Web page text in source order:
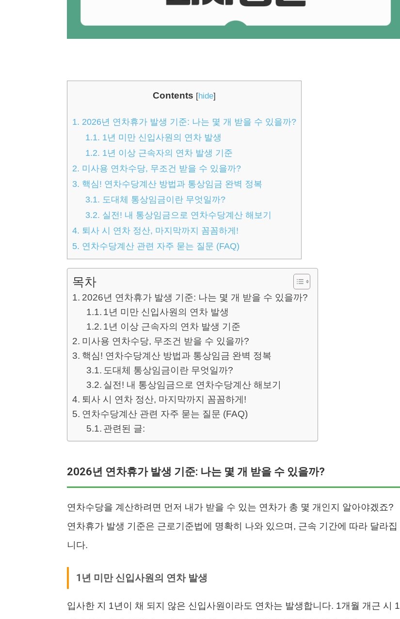
Contents [hide]
1. 2026년 연차휴가 발생 기준: 나는 몇 개 받을 수 있을까?
1.1. 1년 미만 신입사원의 연차 발생
1.2. 1년 이상 근속자의 연차 발생 기준
2. 미사용 연차수당, 무조건 받을 수 있을까?
3. 핵심! 연차수당계산 방법과 통상임금 완벽 정복
3.1. 도대체 통상임금이란 무엇일까?
3.2. 실전! 내 통상임금으로 연차수당계산 해보기
4. 퇴사 시 연차 정산, 마지막까지 꼼꼼하게!
5. 연차수당계산 관련 자주 묻는 질문 (FAQ)
목차
2026년 연차휴가 발생 기준: 나는 몇 개 받을 수 있을까?
1년 미만 신입사원의 연차 발생
1년 이상 근속자의 연차 발생 기준
미사용 연차수당, 무조건 받을 수 있을까?
핵심! 연차수당계산 방법과 통상임금 완벽 정복
도대체 통상임금이란 무엇일까?
실전! 내 통상임금으로 연차수당계산 해보기
퇴사 시 연차 정산, 마지막까지 꼼꼼하게!
연차수당계산 관련 자주 묻는 질문 (FAQ)
관련된 글:
2026년 연차휴가 발생 기준: 나는 몇 개 받을 수 있을까?
연차수당을 계산하려면 먼저 내가 받을 수 있는 연차가 총 몇 개인지 알아야겠죠?
연차휴가 발생 기준은 근로기준법에 명확히 나와 있으며, 근속 기간에 따라 달라집
니다.
1년 미만 신입사원의 연차 발생
입사한 지 1년이 채 되지 않은 신입사원이라도 연차는 발생합니다. 1개월 개근 시 1